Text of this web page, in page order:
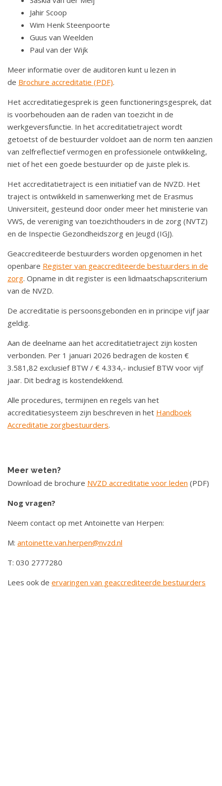
Jahir Scoop
Wim Henk Steenpoorte
Guus van Weelden
Paul van der Wijk
Meer informatie over de auditoren kunt u lezen in
de Brochure accreditatie (PDF).
Het accreditatiegesprek is geen functioneringsgesprek, dat
is voorbehouden aan de raden van toezicht in de
werkgeversfunctie. In het accreditatietraject wordt
getoetst of de bestuurder voldoet aan de norm ten aanzien
van zelfreflectief vermogen en professionele ontwikkeling,
niet of het een goede bestuurder op de juiste plek is.
Het accreditatietraject is een initiatief van de NVZD. Het
traject is ontwikkeld in samenwerking met de Erasmus
Universiteit, gesteund door onder meer het ministerie van
VWS, de vereniging van toezichthouders in de zorg (NVTZ)
en de Inspectie Gezondheidszorg en Jeugd (IGJ).
Geaccrediteerde bestuurders worden opgenomen in het
openbare Register van geaccrediteerde bestuurders in de
zorg. Opname in dit register is een lidmaatschapscriterium
van de NVZD.
De accreditatie is persoonsgebonden en in principe vijf jaar
geldig.
Aan de deelname aan het accreditatietraject zijn kosten
verbonden. Per 1 januari 2026 bedragen de kosten €
3.581,82 exclusief BTW / € 4.334,- inclusief BTW voor vijf
jaar. Dit bedrag is kostendekkend.
Alle procedures, termijnen en regels van het
accreditatiesysteem zijn beschreven in het Handboek
Accreditatie zorgbestuurders.
Meer weten?
Download de brochure NVZD accreditatie voor leden (PDF)
Nog vragen?
Neem contact op met Antoinette van Herpen:
M: antoinette.van.herpen@nvzd.nl
T: 030 2777280
Lees ook de ervaringen van geaccrediteerde bestuurders